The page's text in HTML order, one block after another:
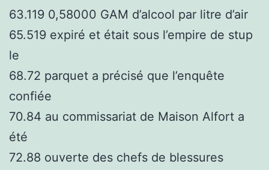
63.119 0,58000 GAM d’alcool par litre d’air
65.519 expiré et était sous l’empire de stup
le
68.72 parquet a précisé que l’enquête
confiée
70.84 au commissariat de Maison Alfort a
été
72.88 ouverte des chefs de blessures